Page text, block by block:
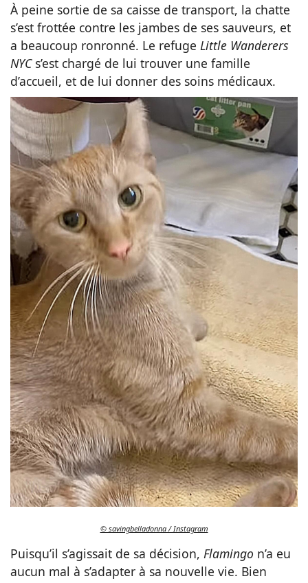
À peine sortie de sa caisse de transport, la chatte
s’est frottée contre les jambes de ses sauveurs, et
a beaucoup ronronné. Le refuge Little Wanderers
NYC s’est chargé de lui trouver une famille
d’accueil, et de lui donner des soins médicaux.
© savingbelladonna / Instagram
Puisqu’il s’agissait de sa décision, Flamingo n’a eu
aucun mal à s’adapter à sa nouvelle vie. Bien